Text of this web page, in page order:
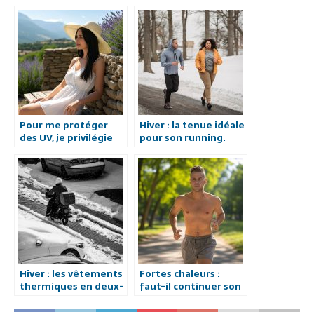
Pour me protéger
des UV, je privilégie
sombres !
Hiver : la tenue idéale
pour son running.
Hiver : les vêtements
thermiques en deux-
Fortes chaleurs :
faut-il continuer son